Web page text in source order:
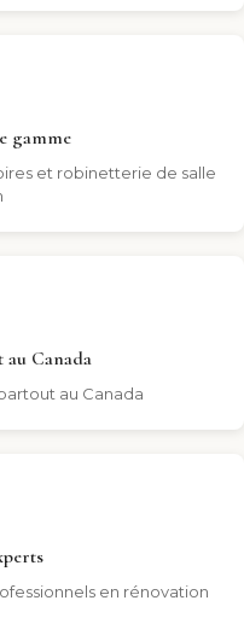
gamme
et robinetterie de salle
Canada
au Canada
en rénovation